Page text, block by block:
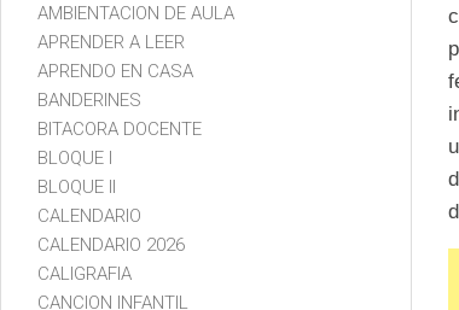
AMBIENTACION DE AULA
APRENDER A LEER
APRENDO EN CASA
BANDERINES
BITACORA DOCENTE
BLOQUE I
BLOQUE II
CALENDARIO
CALENDARIO 2026
CALIGRAFIA
CANCION INFANTIL